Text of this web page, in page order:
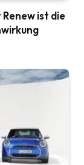
ist die